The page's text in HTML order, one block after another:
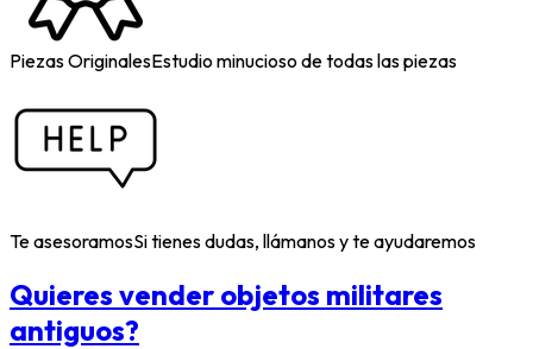
Piezas OriginalesEstudio minucioso de todas las piezas
Te asesoramosSi tienes dudas, llámanos y te ayudaremos
Quieres vender objetos militares
antiguos?